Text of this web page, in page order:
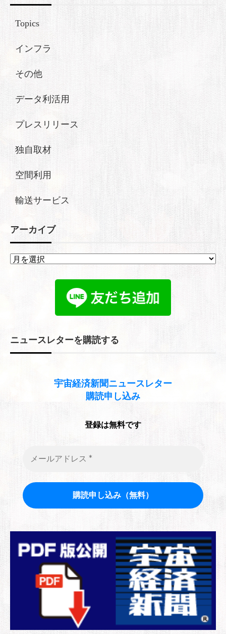
Topics
インフラ
その他
データ利活用
プレスリリース
独自取材
空間利用
輸送サービス
アーカイブ
ア
ー
ニュースレターを購読する
宇宙経済新聞ニュースレター
購読申し込み
登録は無料です